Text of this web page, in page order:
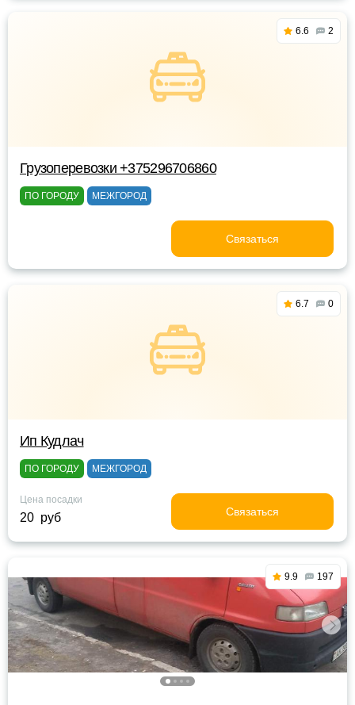
6.6 2
Грузоперевозки +375296706860
ПО ГОРОДУ МЕЖГОРОД
Связаться
6.7 0
Ип Кудлач
ПО ГОРОДУ МЕЖГОРОД
Цена посадки
20 руб Связаться
9.9 197